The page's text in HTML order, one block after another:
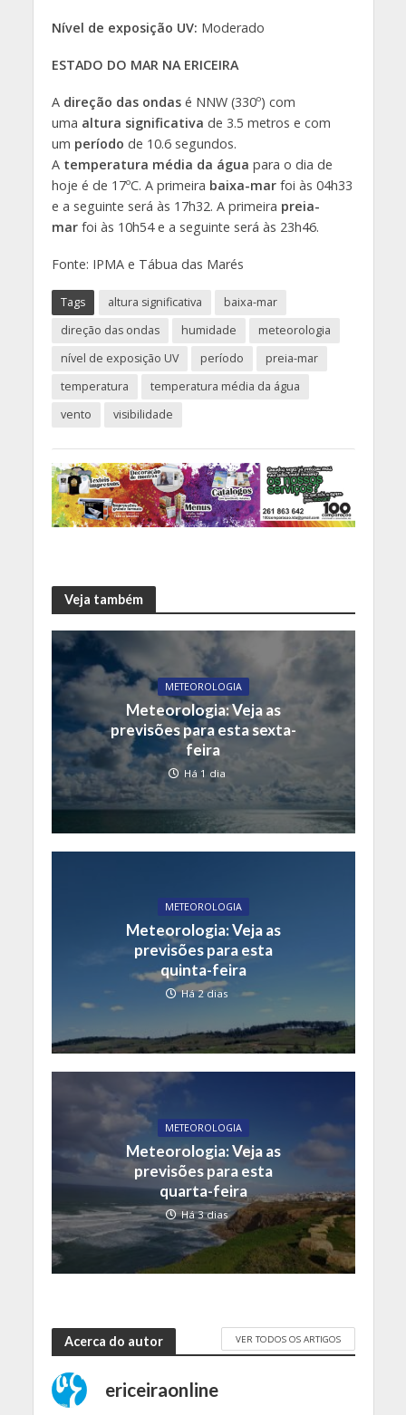
Nível de exposição UV: Moderado
ESTADO DO MAR NA ERICEIRA
A direção das ondasé NNW (330º) com
uma altura significativa de 3.5 metros e com
um período de 10.6 segundos.
A temperatura média da água para o dia de
hoje é de 17ºC. A primeira baixa-marfoi às 04h33
e a seguinte será às 17h32. A primeira preia-
marfoi às 10h54 e a seguinte será às 23h46.
Fonte: IPMA e Tábua das Marés
Tags altura significativa
baixa-mar
direção das ondas
humidade
meteorologia
nível de exposição UV
período
preia-mar
temperatura
temperatura média da água
vento
visibilidade
Veja também
METEOROLOGIA
Meteorologia: Veja as
previsões para esta sexta-
feira
Há 1 dia
METEOROLOGIA
Meteorologia: Veja as
previsões para esta
quinta-feira
Há 2 dias
METEOROLOGIA
Meteorologia: Veja as
previsões para esta
quarta-feira
Há 3 dias
Acerca do autor VER TODOS OS ARTIGOS
ericeiraonline